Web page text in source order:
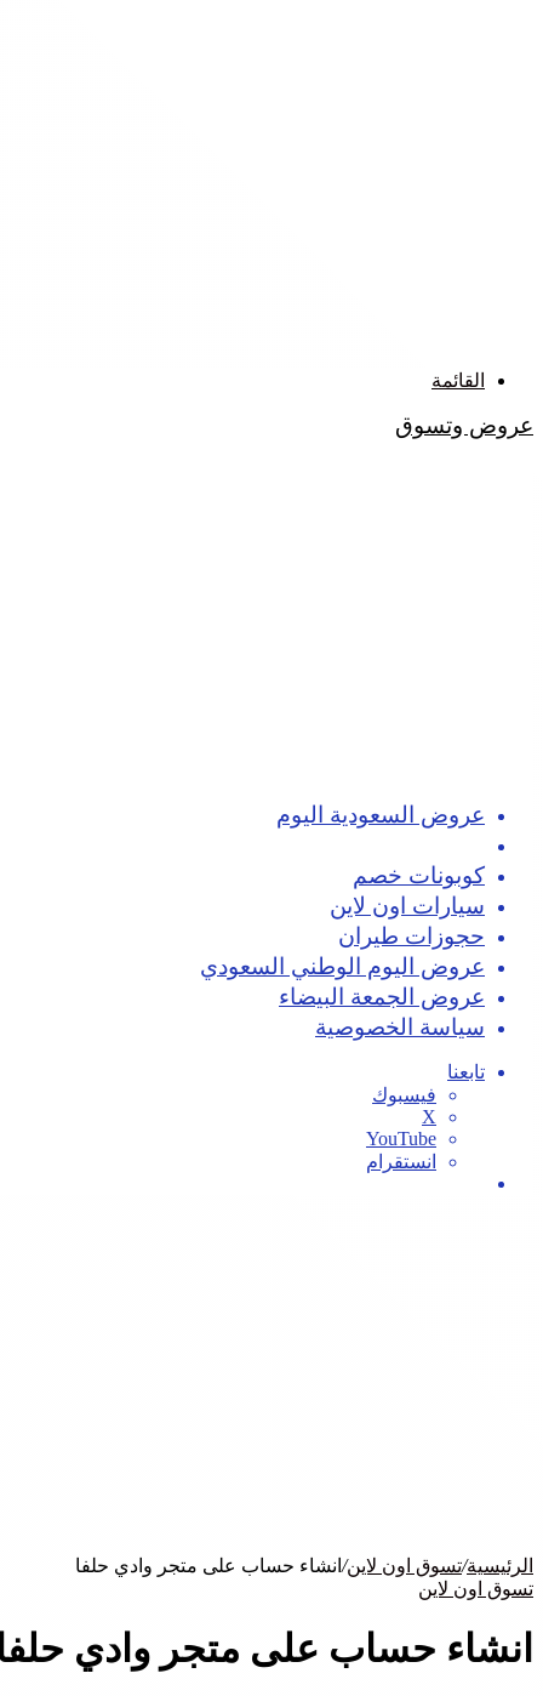
القائمة
عروض وتسوق
عروض السعودية اليوم
كوبونات خصم
سيارات اون لاين
حجوزات طيران
عروض اليوم الوطني السعودي
عروض الجمعة البيضاء
سياسة الخصوصية
تابعنا
فيسبوك
‫X
‫YouTube
انستقرام
الرئيسية/تسوق اون لاين/ انشاء حساب على متجر وادي حلفا
تسوق اون لاين
انشاء حساب على متجر وادي